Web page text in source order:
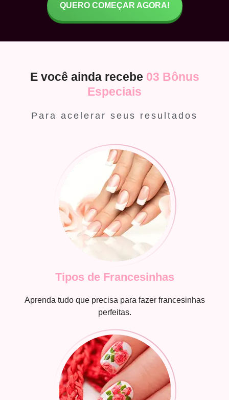
QUERO COMEÇAR AGORA!
E você ainda recebe 03 Bônus
Especiais
Para acelerar seus resultados
Tipos de Francesinhas
Aprenda tudo que precisa para fazer francesinhas
perfeitas.